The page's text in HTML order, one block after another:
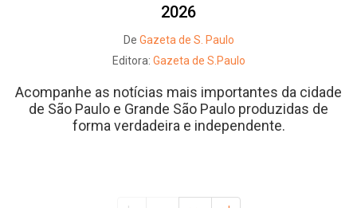
2026
De Gazeta de S. Paulo
Editora: Gazeta de S.Paulo
Acompanhe as notícias mais importantes da cidade
de São Paulo e Grande São Paulo produzidas de
forma verdadeira e independente.